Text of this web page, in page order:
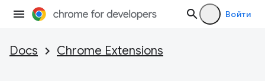
Войти
Docs Chrome Extensions